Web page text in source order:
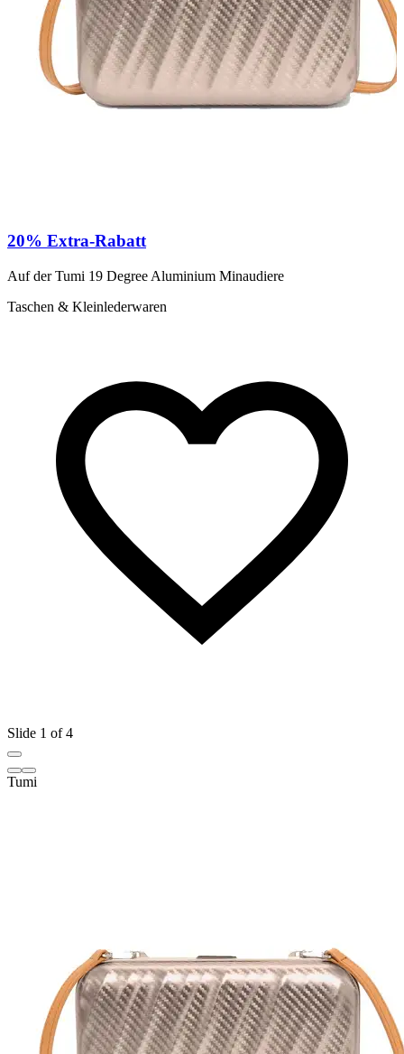
20% Extra-Rabatt
Auf der Tumi 19 Degree Aluminium Minaudiere
Taschen & Kleinlederwaren
Slide 1 of 4
Tumi